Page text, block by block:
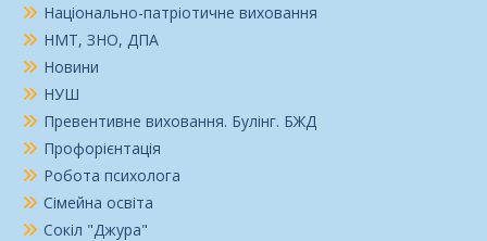
Національно-патріотичне виховання
НМТ, ЗНО, ДПА
Новини
НУШ
Превентивне виховання. Булінг. БЖД
Профорієнтація
Робота психолога
Сімейна освіта
Сокіл "Джура"